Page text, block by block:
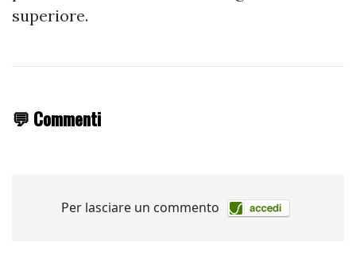
superiore.
💬 Commenti